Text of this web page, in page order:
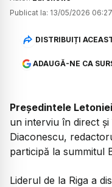
Publicat la: 13/05/2026 06:27
DISTRIBUIȚI
ADAUGĂ-NE CA
Președintele
un interviu în direct
Diaconescu,
participă la summitul
Liderul de la Riga a